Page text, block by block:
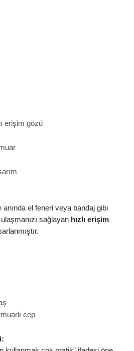
erişim gözü
el feneri veya bandaj gibi
sağlayan hızlı erişim
cep